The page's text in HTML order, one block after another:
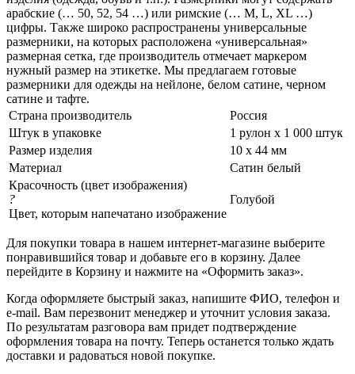
арабские (… 50, 52, 54 …) или римские (… M, L, XL …)
цифры. Также широко распространены универсальные
размерники, на которых расположена «универсальная»
размерная сетка, где производитель отмечает маркером
нужный размер на этикетке. Мы предлагаем готовые
размерники для одежды на нейлоне, белом сатине, черном
сатине и тафте.
Страна производитель
Россия
Штук в упаковке
1 рулон х 1 000 штук
Размер изделия
10 х 44 мм
Материал
Сатин белый
Красочность (цвет изображения)
?
Цвет, которым напечатано изображение
Голубой
Для покупки товара в нашем интернет-магазине выберите
понравившийся товар и добавьте его в корзину. Далее
перейдите в Корзину и нажмите на «Оформить заказ».
Когда оформляете быстрый заказ, напишите ФИО, телефон и
e-mail. Вам перезвонит менеджер и уточнит условия заказа.
По результатам разговора вам придет подтверждение
оформления товара на почту. Теперь останется только ждать
доставки и радоваться новой покупке.